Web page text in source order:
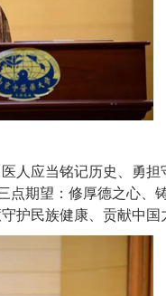
人应当铭记历史、勇
点期望：修厚德之心、
护民族健康、贡献中国